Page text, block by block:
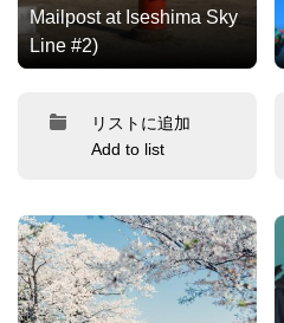
Mailpost at Iseshima Sky
Line #2)
リストに追加
Add to list